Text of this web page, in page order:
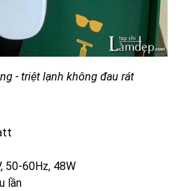
- triệt lạnh không đau rát
50-60Hz, 48W
lần